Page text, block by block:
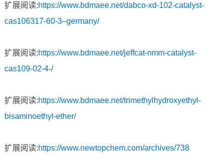
扩展阅读:https://www.bdmaee.net/dabco-xd-102-catalyst-
cas106317-60-3–germany/
扩展阅读:https://www.bdmaee.net/jeffcat-nmm-catalyst-
cas109-02-4-/
扩展阅读:https://www.bdmaee.net/trimethylhydroxyethyl-
bisaminoethyl-ether/
扩展阅读:https://www.newtopchem.com/archives/738